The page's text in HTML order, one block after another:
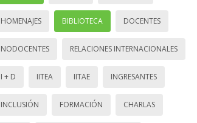
HOMENAJES BIBLIOTECA DOCENTES
NODOCENTES RELACIONES INTERNACIONALES
I + D IITEA IITAE INGRESANTES
INCLUSIÓN FORMACIÓN CHARLAS